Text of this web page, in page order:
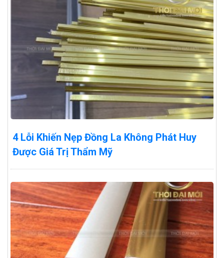
4 Lỗi Khiến Nẹp Đồng La Không Phát Huy
Được Giá Trị Thẩm Mỹ